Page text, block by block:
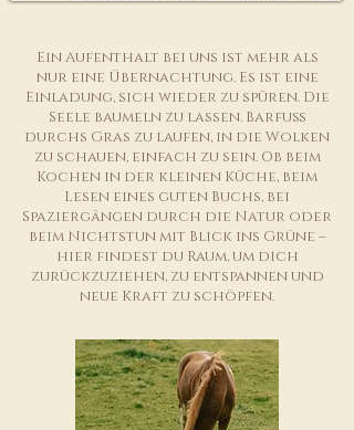
Ein Aufenthalt bei uns ist mehr als
nur eine Übernachtung. Es ist eine
Einladung, sich wieder zu spüren. Die
Seele baumeln zu lassen. Barfuß
durchs Gras zu laufen, in die Wolken
zu schauen, einfach zu sein. Ob beim
Kochen in der kleinen Küche, beim
Lesen eines guten Buchs, bei
Spaziergängen durch die Natur oder
beim Nichtstun mit Blick ins Grüne –
hier findest du Raum, um dich
zurückzuziehen, zu entspannen und
neue Kraft zu schöpfen.